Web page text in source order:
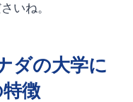
いね。
ダの大学に
徴